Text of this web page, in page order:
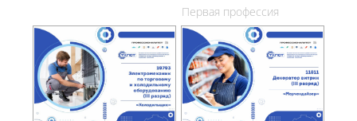
Первая профессия